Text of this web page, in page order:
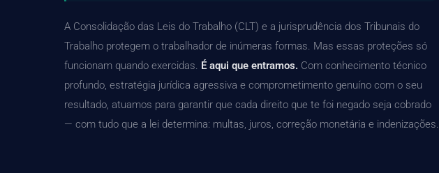
A Consolidação das Leis do Trabalho (CLT) e a jurisprudência dos Tribunais do
Trabalho protegem o trabalhador de inúmeras formas. Mas essas proteções só
funcionam quando exercidas. É aqui que entramos. Com conhecimento técnico
profundo, estratégia jurídica agressiva e comprometimento genuíno com o seu
resultado, atuamos para garantir que cada direito que te foi negado seja cobrado
— com tudo que a lei determina: multas, juros, correção monetária e indenizações.